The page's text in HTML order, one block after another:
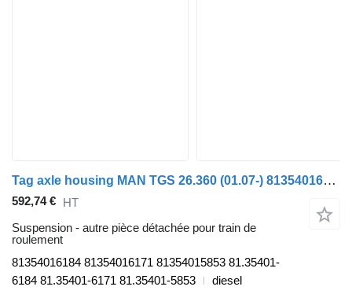
Tag axle housing MAN TGS 26.360 (01.07-) 81354016184 pour tracteur routier MAN TGL, TGM, TGS, TGX (2005-2021)
592,74 € HT
Suspension - autre pièce détachée pour train de
roulement
81354016184 81354016171 81354015853 81.35401-
6184 81.35401-6171 81.35401-5853
diesel